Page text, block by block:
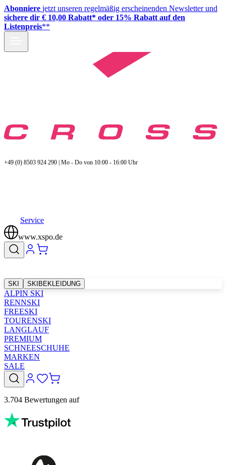
Abonniere jetzt unseren regelmäßig erscheinenden Newsletter und
sichere dir € 10,00 Rabatt* oder 15% Rabatt auf den
Listenpreis**
+49 (0) 8503 924 290 | Mo - Do von 10:00 - 16:00 Uhr
Service
www.xspo.de
SKI SKIBEKLEIDUNG
ALPIN SKI
RENNSKI
FREESKI
TOURENSKI
LANGLAUF
PREMIUM
SCHNEESCHUHE
MARKEN
SALE
3.704 Bewertungen auf